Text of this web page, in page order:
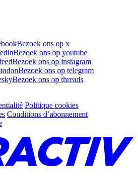
Bezoek ons op x
Bezoek ons op youtube
Bezoek ons op instagram
Bezoek ons op telegram
Bezoek ons op threads
Politique cookies
Conditions d’abonnement